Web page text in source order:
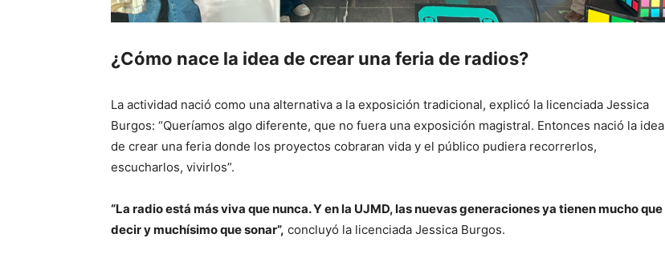
¿Cómo nace la idea de crear una feria de radios?
La actividad nació como una alternativa a la exposición tradicional, explicó la licenciada Jessica
Burgos: “Queríamos algo diferente, que no fuera una exposición magistral. Entonces nació la idea
de crear una feria donde los proyectos cobraran vida y el público pudiera recorrerlos,
escucharlos, vivirlos”.
“La radio está más viva que nunca. Y en la UJMD, las nuevas generaciones ya tienen mucho que
decir y muchísimo que sonar”, concluyó la licenciada Jessica Burgos.